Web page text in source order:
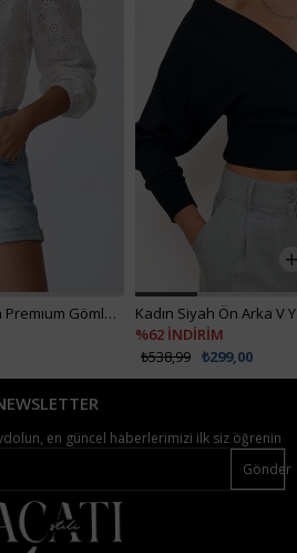
Kadın Beyaz Güpür Dokuma Premıum Gömlek ALC-X4366
%62 İNDİRİM
₺299,00
₺538,99
en güncel haberlerimizi ilk siz öğrenin
Gönder